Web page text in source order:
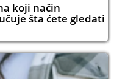
koji način
šta ćete gledati